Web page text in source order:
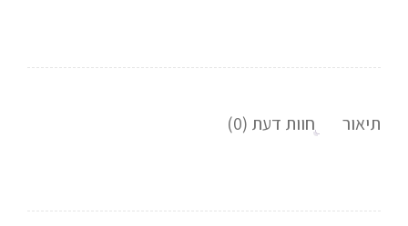
תיאור חוות דעת (0)